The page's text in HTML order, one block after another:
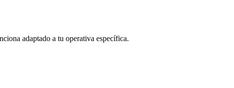
adaptado a tu operativa específica.